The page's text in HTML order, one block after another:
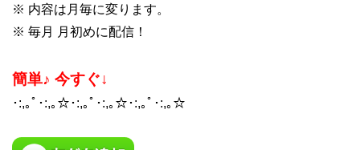
※ 内容は月毎に変ります。
※ 毎月 月初めに配信！
簡単♪ 今すぐ↓
･:,｡ﾟ･:,｡☆･:,｡ﾟ･:,｡☆･:,｡ﾟ･:,｡☆